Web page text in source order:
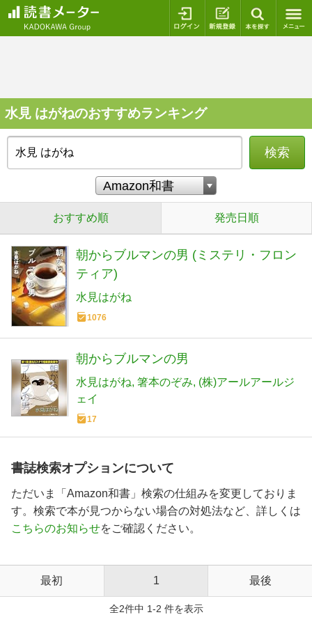
ログイン 新規登録
水見 はがねのおすすめランキング
検索
おすすめ順 発売日順
朝からブルマンの男 (ミステリ・フロン
ティア)
水見はがね
1076
朝からブルマンの男
水見はがね 箸本のぞみ (株)アールアールジ
ェイ
17
書誌検索オプションについて
ただいま「Amazon和書」検索の仕組みを変更しておりま
す。検索で本が見つからない場合の対処法など、詳しくは
こちらのお知らせをご確認ください。
最初 1 最後
全2件中 1-2 件を表示